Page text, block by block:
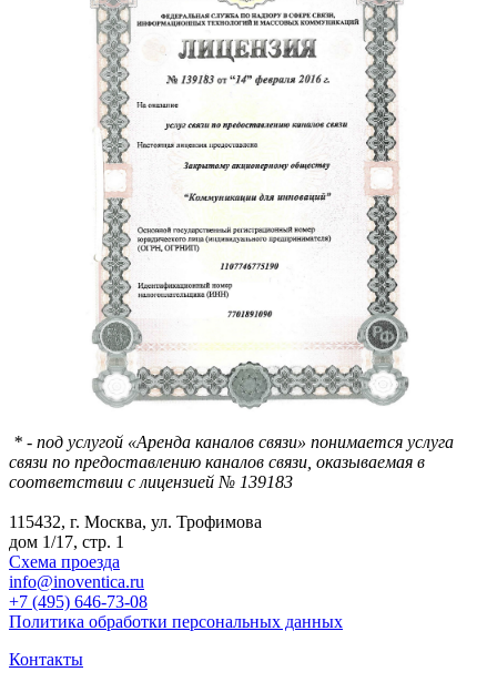
* - под услугой «Аренда каналов связи» понимается услуга
связи по предоставлению каналов связи, оказываемая в
соответствии с лицензией № 139183
115432, г. Москва, ул. Трофимова
дом 1/17, стр. 1
Схема проезда
info@inoventica.ru
+7 (495) 646-73-08
Политика обработки персональных данных
Контакты